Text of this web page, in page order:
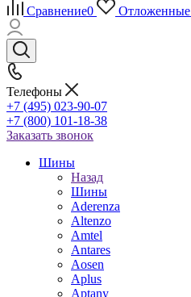
Сравнение0 Отложенные
Телефоны
+7 (495) 023-90-07
+7 (800) 101-18-38
Заказать звонок
Шины
Назад
Шины
Aderenza
Altenzo
Amtel
Antares
Aosen
Aplus
Aptany